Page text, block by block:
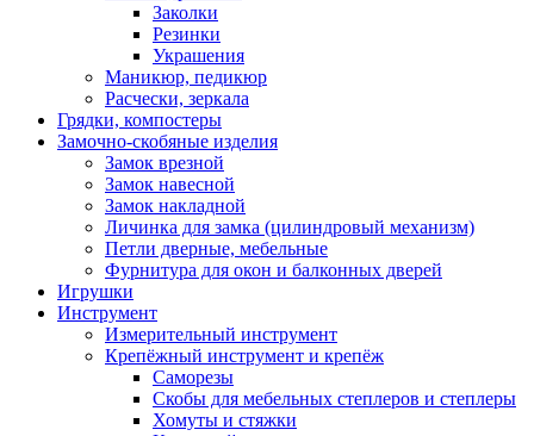
Заколки
Резинки
Украшения
Маникюр, педикюр
Расчески, зеркала
Грядки, компостеры
Замочно-скобяные изделия
Замок врезной
Замок навесной
Замок накладной
Личинка для замка (цилиндровый механизм)
Петли дверные, мебельные
Фурнитура для окон и балконных дверей
Игрушки
Инструмент
Измерительный инструмент
Крепёжный инструмент и крепёж
Саморезы
Скобы для мебельных степлеров и степлеры
Хомуты и стяжки